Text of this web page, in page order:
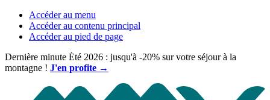
Accéder au menu
Accéder au contenu principal
Accéder au pied de page
Dernière minute Été 2026 : jusqu'à -20% sur votre séjour à la
montagne ! J'en profite →